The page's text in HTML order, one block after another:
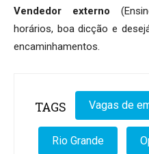
Vendedor externo
horários, boa dicção e
encaminhamentos.
TAGS Vagas de
Rio Grande